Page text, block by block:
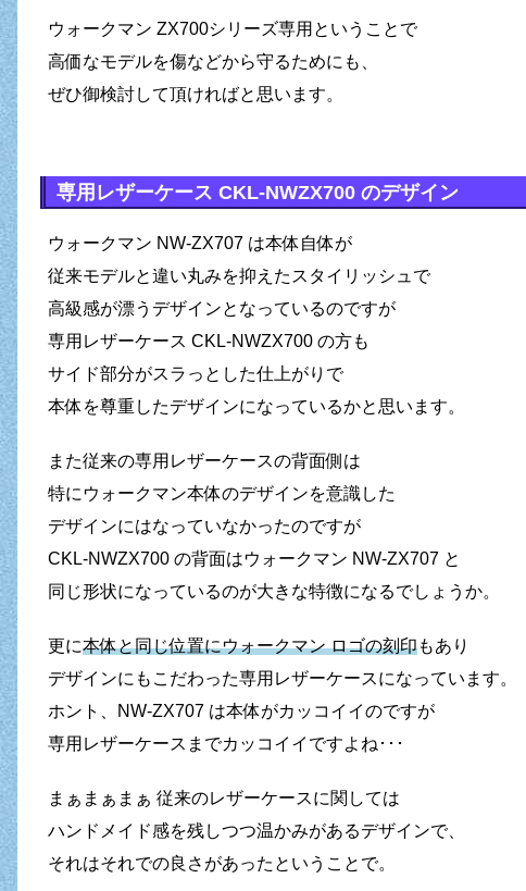
ウォークマン ZX700シリーズ専用ということで
高価なモデルを傷などから守るためにも、
ぜひ御検討して頂ければと思います。
専用レザーケース CKL-NWZX700 のデザイン
ウォークマン NW-ZX707 は本体自体が
従来モデルと違い丸みを抑えたスタイリッシュで
高級感が漂うデザインとなっているのですが
専用レザーケース CKL-NWZX700 の方も
サイド部分がスラっとした仕上がりで
本体を尊重したデザインになっているかと思います。
また従来の専用レザーケースの背面側は
特にウォークマン本体のデザインを意識した
デザインにはなっていなかったのですが
CKL-NWZX700 の背面はウォークマン NW-ZX707 と
同じ形状になっているのが大きな特徴になるでしょうか。
更に本体と同じ位置にウォークマン ロゴの刻印もあり
デザインにもこだわった専用レザーケースになっています。
ホント、NW-ZX707 は本体がカッコイイのですが
専用レザーケースまでカッコイイですよね･･･
まぁまぁまぁ 従来のレザーケースに関しては
ハンドメイド感を残しつつ温かみがあるデザインで、
それはそれでの良さがあったということで。